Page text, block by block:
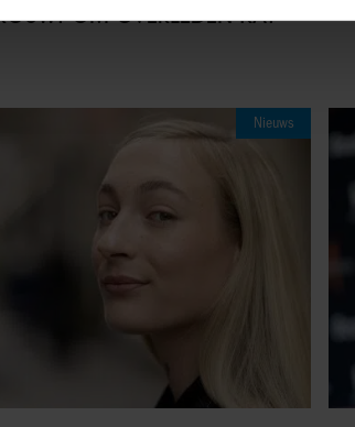
personaliseren, om functies voor social
gebruik van hun services. U gaat
OM OVERLEDEN KAT
Nieuws